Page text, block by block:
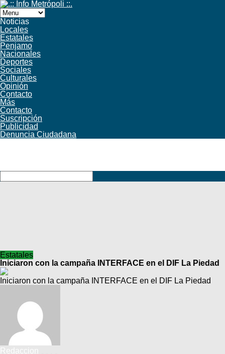
Noticias
Locales
Estatales
Penjamo
Nacionales
Deportes
Sociales
Culturales
Opinión
Contacto
Más
Contacto
Suscripción
Publicidad
Denuncia Ciudadana
Estatales
Iniciaron con la campaña INTERFACE en el DIF La Piedad
Iniciaron con la campaña INTERFACE en el DIF La Piedad